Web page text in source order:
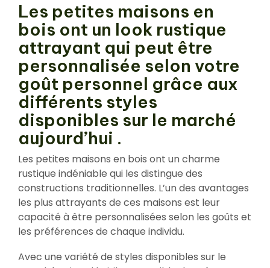
Les petites maisons en
bois ont un look rustique
attrayant qui peut être
personnalisée selon votre
goût personnel grâce aux
différents styles
disponibles sur le marché
aujourd’hui .
Les petites maisons en bois ont un charme
rustique indéniable qui les distingue des
constructions traditionnelles. L’un des avantages
les plus attrayants de ces maisons est leur
capacité à être personnalisées selon les goûts et
les préférences de chaque individu.
Avec une variété de styles disponibles sur le